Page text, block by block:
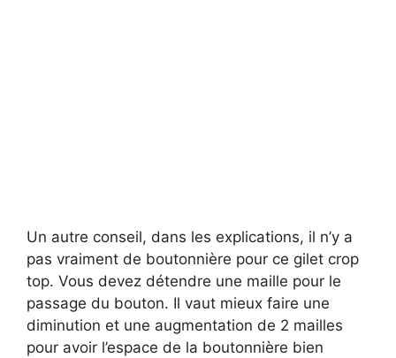
Un autre conseil, dans les explications, il n’y a
pas vraiment de boutonnière pour ce gilet crop
top. Vous devez détendre une maille pour le
passage du bouton. Il vaut mieux faire une
diminution et une augmentation de 2 mailles
pour avoir l’espace de la boutonnière bien